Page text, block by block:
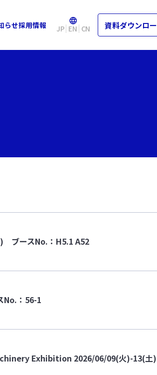
らせ採用情報 JP EN CN 資料ダウンロ
) ブースNo.：H5.1 A52
：56-1
Exhibition 2026/06/09(火)-13(土)